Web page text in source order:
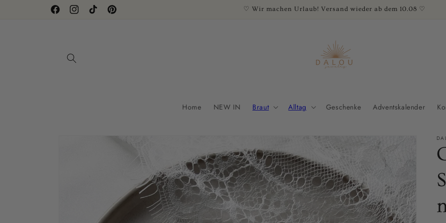
FacebookInstagramTikTok Pinterest
♡ Wir machen Urlaub! Versand wieder ab dem 10.08 ♡
Home NEW IN Braut Alltag Geschenke Adventskalender